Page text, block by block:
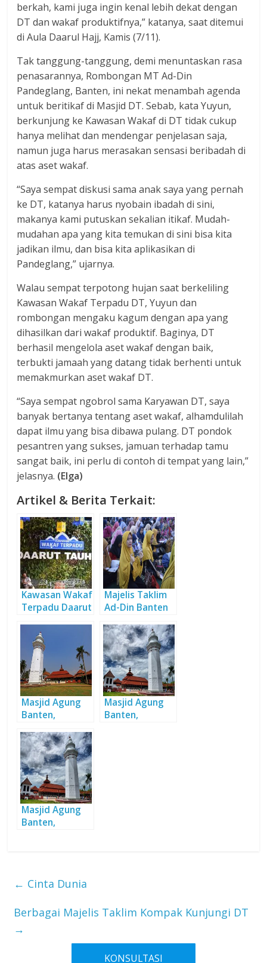
berkah, kami juga ingin kenal lebih dekat dengan
DT dan wakaf produktifnya,” katanya, saat ditemui
di Aula Daarul Hajj, Kamis (7/11).
Tak tanggung-tanggung, demi menuntaskan rasa
penasarannya, Rombongan MT Ad-Din
Pandeglang, Banten, ini nekat menambah agenda
untuk beritikaf di Masjid DT. Sebab, kata Yuyun,
berkunjung ke Kawasan Wakaf di DT tidak cukup
hanya melihat dan mendengar penjelasan saja,
namun juga harus merasakan sensasi beribadah di
atas aset wakaf.
“Saya sempat diskusi sama anak saya yang pernah
ke DT, katanya harus nyobain ibadah di sini,
makanya kami putuskan sekalian itikaf. Mudah-
mudahan apa yang kita temukan di sini bisa kita
jadikan ilmu, dan bisa kita aplikasikan di
Pandeglang,” ujarnya.
Walau sempat terpotong hujan saat berkeliling
Kawasan Wakaf Terpadu DT, Yuyun dan
rombongan mengaku kagum dengan apa yang
dihasilkan dari wakaf produktif. Baginya, DT
berhasil mengelola aset wakaf dengan baik,
terbukti jamaah yang datang tidak berhenti untuk
memakmurkan aset wakaf DT.
“Saya sempat ngobrol sama Karyawan DT, saya
banyak bertanya tentang aset wakaf, alhamdulilah
dapat ilmu yang bisa dibawa pulang. DT pondok
pesantren yang sukses, jamuan terhadap tamu
sangat baik, ini perlu di contoh di tempat yang lain,”
jelasnya. (Elga)
Artikel & Berita Terkait:
Kawasan Wakaf
Terpadu Daarut
Majelis Taklim
Ad-Din Banten
Berada di DT
Masjid Agung
Banten,
Peninggalan
Kesultanan
Banten
Masjid Agung
Banten,
Masjid Agung
Banten,
← Cinta Dunia
Berbagai Majelis Taklim Kompak Kunjungi DT
→
KONSULTASI